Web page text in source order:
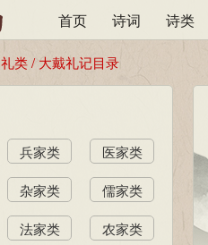
首页 诗词 诗类
礼类/ 大戴礼记目录
兵家类 医家类
杂家类 儒家类
法家类 农家类